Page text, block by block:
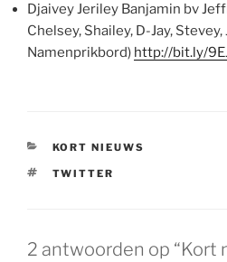
Djaivey Jeriley Banjamin bv
Chelsey, Shailey, D-Jay,
Namenprikbord) http://bit.ly/
CATEGORIEËN
KORT NIEUWS
TAGS
TWITTER
2 antwoorden op “Kort